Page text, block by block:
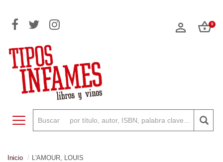
0
Toggle navigation
Inicio L'AMOUR, LOUIS